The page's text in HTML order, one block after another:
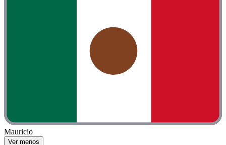
Mauricio
Ver menos